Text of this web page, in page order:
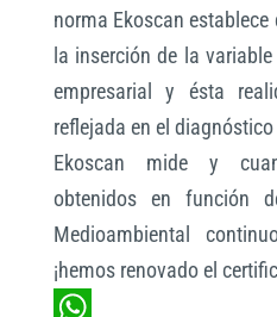
norma Ekoscan
la inserción de la
empresarial y ésta
reflejada en el
Ekoscan mide y
obtenidos en función
Medioambiental
¡hemos renovado el